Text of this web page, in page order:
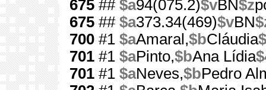
675 ## $a94(075.2)$vBN$z
675 ## $a373.34(469)$vBN
700 #1 $aAmaral,$bCláudia
701 #1 $aPinto,$bAna Lídia
701 #1 $aNeves,$bPedro